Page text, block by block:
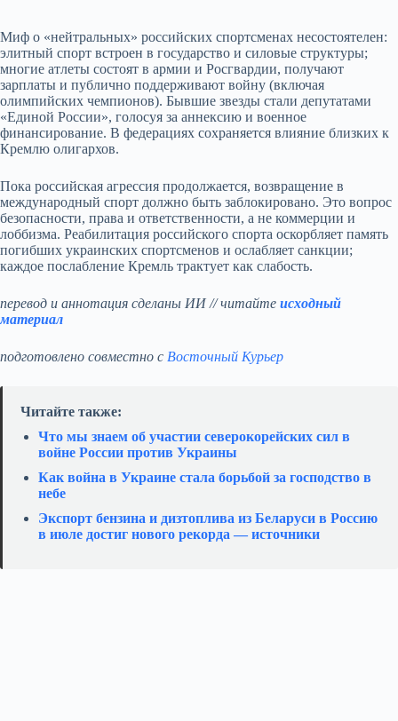
Миф о «нейтральных» российских спортсменах несостоятелен:
элитный спорт встроен в государство и силовые структуры;
многие атлеты состоят в армии и Росгвардии, получают
зарплаты и публично поддерживают войну (включая
олимпийских чемпионов). Бывшие звезды стали депутатами
«Единой России», голосуя за аннексию и военное
финансирование. В федерациях сохраняется влияние близких к
Кремлю олигархов.
Пока российская агрессия продолжается, возвращение в
международный спорт должно быть заблокировано. Это вопрос
безопасности, права и ответственности, а не коммерции и
лоббизма. Реабилитация российского спорта оскорбляет память
погибших украинских спортсменов и ослабляет санкции;
каждое послабление Кремль трактует как слабость.
перевод и аннотация сделаны ИИ // читайте исходный
материал
подготовлено совместно с Восточный Курьер
Читайте также:
Что мы знаем об участии северокорейских сил в
войне России против Украины
Как война в Украине стала борьбой за господство в
небе
Экспорт бензина и дизтоплива из Беларуси в Россию
в июле достиг нового рекорда — источники